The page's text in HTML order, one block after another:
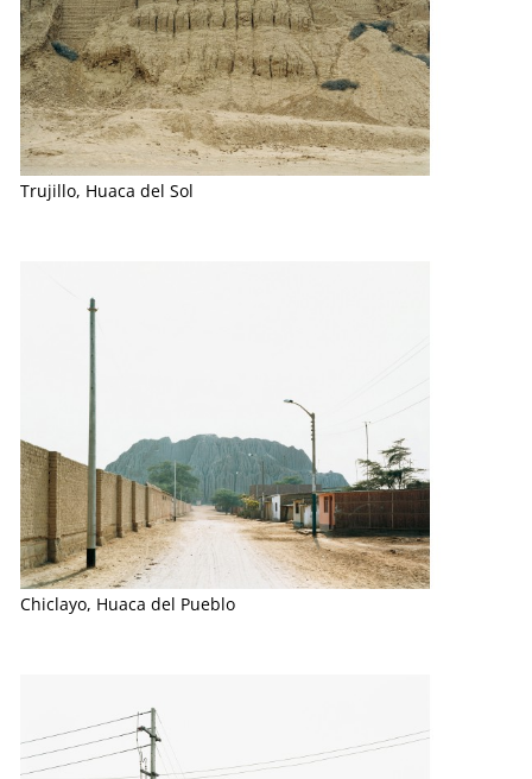
Trujillo, Huaca del Sol
Chiclayo, Huaca del Pueblo